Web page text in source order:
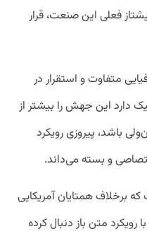
فعلی این صنعت، قرار
متفاوت و استقرار در
دارد این جهش را بیشتر از
باشد، پیروزی رویکرد
و بسته می‌داند.
برخلاف همتایان آمریکایی
متن باز دنبال کرده